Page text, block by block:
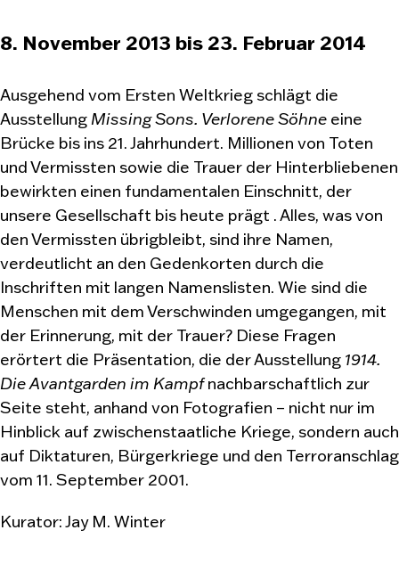
8. November 2013 bis 23. Februar 2014
Ausgehend vom Ersten Weltkrieg schlägt die
Ausstellung Missing Sons. Verlorene Söhne eine
Brücke bis ins 21. Jahrhundert. Millionen von Toten
und Vermissten sowie die Trauer der Hinterbliebenen
bewirkten einen fundamentalen Einschnitt, der
unsere Gesellschaft bis heute prägt . Alles, was von
den Vermissten übrigbleibt, sind ihre Namen,
verdeutlicht an den Gedenkorten durch die
Inschriften mit langen Namenslisten. Wie sind die
Menschen mit dem Verschwinden umgegangen, mit
der Erinnerung, mit der Trauer? Diese Fragen
erörtert die Präsentation, die der Ausstellung 1914.
Die Avantgarden im Kampfnachbarschaftlich zur
Seite steht, anhand von Fotografien – nicht nur im
Hinblick auf zwischenstaatliche Kriege, sondern auch
auf Diktaturen, Bürgerkriege und den Terroranschlag
vom 11. September 2001.
Kurator: Jay M. Winter